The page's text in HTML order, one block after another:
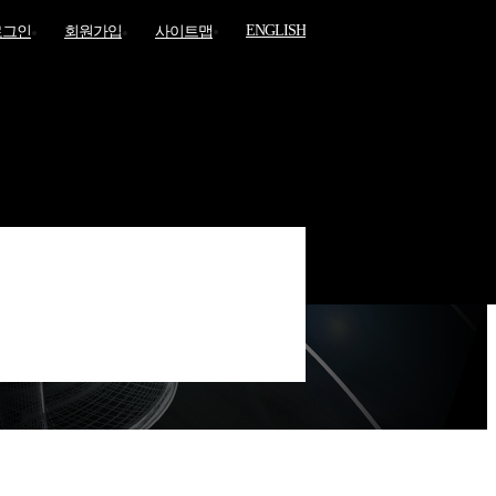
그인 회원가입 사이트맵 ENGLISH